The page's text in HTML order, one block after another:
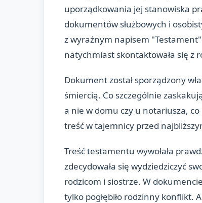
uporządkowania jej stanowiska
dokumentów służbowych i
z wyraźnym napisem
natychmiast skontaktowała się z
Dokument został sporządzony
śmiercią. Co szczególnie
a nie w domu czy u notariusza, co
treść w tajemnicy przed
Treść testamentu wywołała
zdecydowała się wydziedziczyć
rodzicom i siostrze. W
tylko pogłębiło rodzinny konflikt.